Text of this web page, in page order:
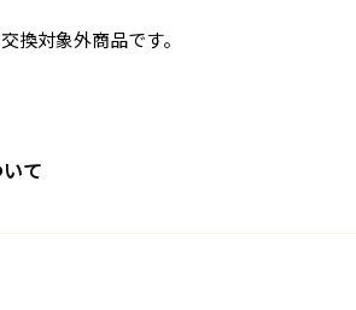
換対象外商品です。
て